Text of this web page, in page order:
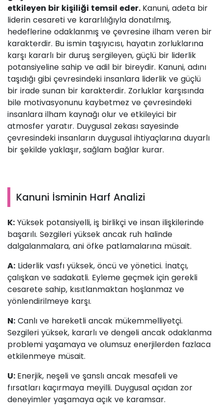
etkileyen bir kişiliği temsil eder. Kanuni, adeta bir
liderin cesareti ve kararlılığıyla donatılmış,
hedeflerine odaklanmış ve çevresine ilham veren bir
karakterdir. Bu ismin taşıyıcısı, hayatın zorluklarına
karşı kararlı bir duruş sergileyen, güçlü bir liderlik
potansiyeline sahip ve adil bir bireydir. Kanuni, adını
taşıdığı gibi çevresindeki insanlara liderlik ve güçlü
bir irade sunan bir karakterdir. Zorluklar karşısında
bile motivasyonunu kaybetmez ve çevresindeki
insanlara ilham kaynağı olur ve etkileyici bir
atmosfer yaratır. Duygusal zekası sayesinde
çevresindeki insanların duygusal ihtiyaçlarına duyarlı
bir şekilde yaklaşır, sağlam bağlar kurar.
Kanuni İsminin Harf Analizi
K: Yüksek potansiyelli, iş birlikçi ve insan ilişkilerinde
başarılı. Sezgileri yüksek ancak ruh halinde
dalgalanmalara, ani öfke patlamalarına müsait.
A: Liderlik vasfı yüksek, öncü ve yönetici. İnatçı,
çalışkan ve sadakatli. Eyleme geçmek için gerekli
cesarete sahip, kısıtlanmaktan hoşlanmaz ve
yönlendirilmeye karşı.
N: Canlı ve hareketli ancak mükemmelliyetçi.
Sezgileri yüksek, kararlı ve dengeli ancak odaklanma
problemi yaşamaya ve olumsuz enerjilerden fazlaca
etkilenmeye müsait.
U: Enerjik, neşeli ve şanslı ancak mesafeli ve
fırsatları kaçırmaya meyilli. Duygusal açıdan zor
deneyimler yaşamaya açık ve karamsar.